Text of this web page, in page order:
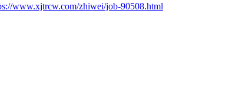
www.xjtrcw.com/zhiwei/job-90508.html